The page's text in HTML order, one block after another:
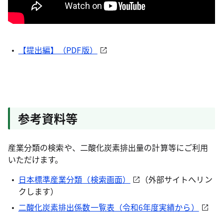
【提出編】（PDF版）
参考資料等
産業分類の検索や、二酸化炭素排出量の計算等にご利用
いただけます。
日本標準産業分類（検索画面）
（外部サイトへリン
クします）
二酸化炭素排出係数一覧表（令和6年度実績から）